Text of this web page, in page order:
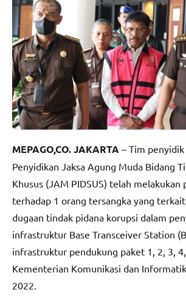
MEPAGO,CO. JAKARTA – Tim
Penyidikan Jaksa Agung Muda Bidang
Khusus (JAM PIDSUS) telah melakukan
terhadap 1 orang tersangka yang
dugaan tindak pidana korupsi dalam
infrastruktur Base Transceiver Station
infrastruktur pendukung paket 1, 2, 3,
Kementerian Komunikasi dan
2022.